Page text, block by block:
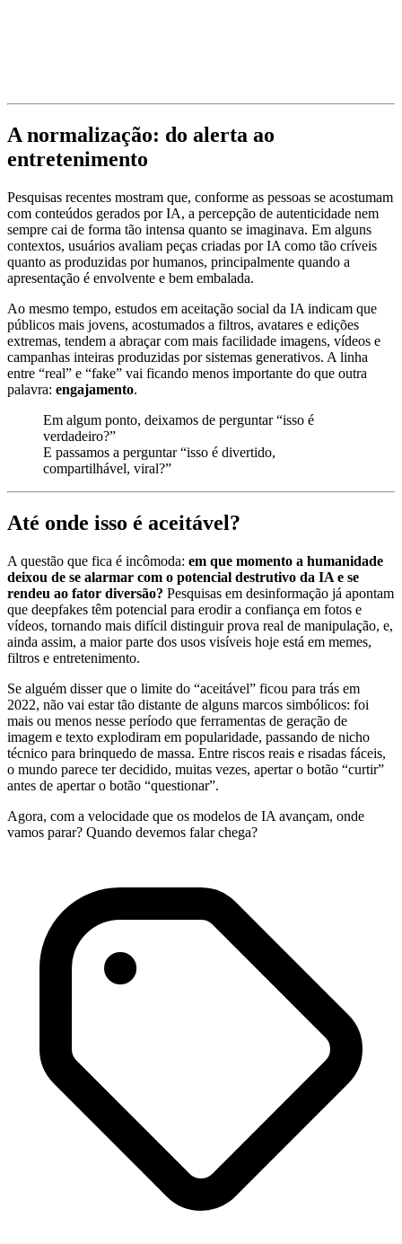
A normalização: do alerta ao
entretenimento
Pesquisas recentes mostram que, conforme as pessoas se acostumam
com conteúdos gerados por IA, a percepção de autenticidade nem
sempre cai de forma tão intensa quanto se imaginava. Em alguns
contextos, usuários avaliam peças criadas por IA como tão críveis
quanto as produzidas por humanos, principalmente quando a
apresentação é envolvente e bem embalada.
Ao mesmo tempo, estudos em aceitação social da IA indicam que
públicos mais jovens, acostumados a filtros, avatares e edições
extremas, tendem a abraçar com mais facilidade imagens, vídeos e
campanhas inteiras produzidas por sistemas generativos. A linha
entre “real” e “fake” vai ficando menos importante do que outra
palavra: engajamento.
Em algum ponto, deixamos de perguntar “isso é
verdadeiro?”
E passamos a perguntar “isso é divertido,
compartilhável, viral?”
Até onde isso é aceitável?
A questão que fica é incômoda: em que momento a humanidade
deixou de se alarmar com o potencial destrutivo da IA e se
rendeu ao fator diversão? Pesquisas em desinformação já apontam
que deepfakes têm potencial para erodir a confiança em fotos e
vídeos, tornando mais difícil distinguir prova real de manipulação, e,
ainda assim, a maior parte dos usos visíveis hoje está em memes,
filtros e entretenimento.
Se alguém disser que o limite do “aceitável” ficou para trás em
2022, não vai estar tão distante de alguns marcos simbólicos: foi
mais ou menos nesse período que ferramentas de geração de
imagem e texto explodiram em popularidade, passando de nicho
técnico para brinquedo de massa. Entre riscos reais e risadas fáceis,
o mundo parece ter decidido, muitas vezes, apertar o botão “curtir”
antes de apertar o botão “questionar”.
Agora, com a velocidade que os modelos de IA avançam, onde
vamos parar? Quando devemos falar chega?